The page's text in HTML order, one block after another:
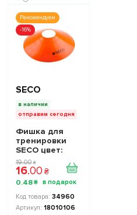
Рекомендуем
-16%
SECO
в наличии
отправим сегодня
Фишка для
тренировки
SECO цвет:
оранжевый
19.00 ₴
16.00 ₴
0.48 ₴
34960
18010106